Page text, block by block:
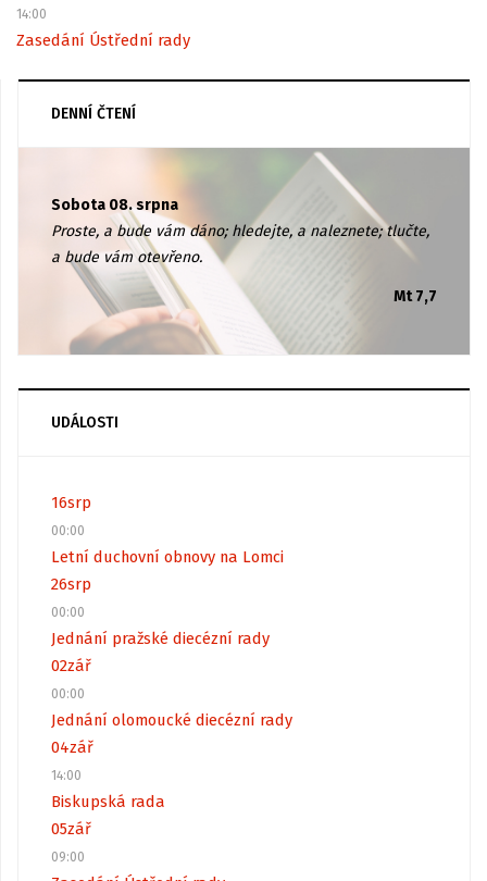
14:00
Zasedání Ústřední rady
DENNÍ ČTENÍ
Sobota 08. srpna
Proste, a bude vám dáno; hledejte, a naleznete; tlučte,
a bude vám otevřeno.
Mt 7,7
UDÁLOSTI
16srp
00:00
Letní duchovní obnovy na Lomci
26srp
00:00
Jednání pražské diecézní rady
02zář
00:00
Jednání olomoucké diecézní rady
04zář
14:00
Biskupská rada
05zář
09:00